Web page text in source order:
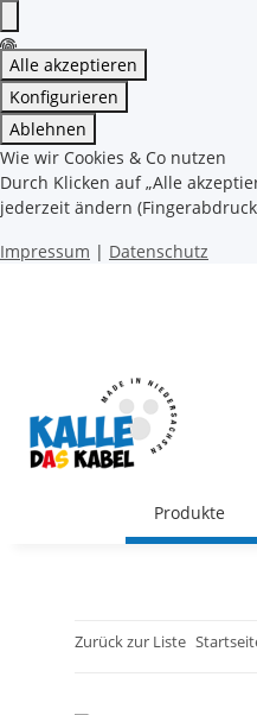
Alle akzeptieren
Konfigurieren
Ablehnen
Wie wir Cookies & Co nutzen
Durch Klicken auf „Alle
jederzeit ändern
Impressum | Datenschutz
Produkte
Zurück zur Liste